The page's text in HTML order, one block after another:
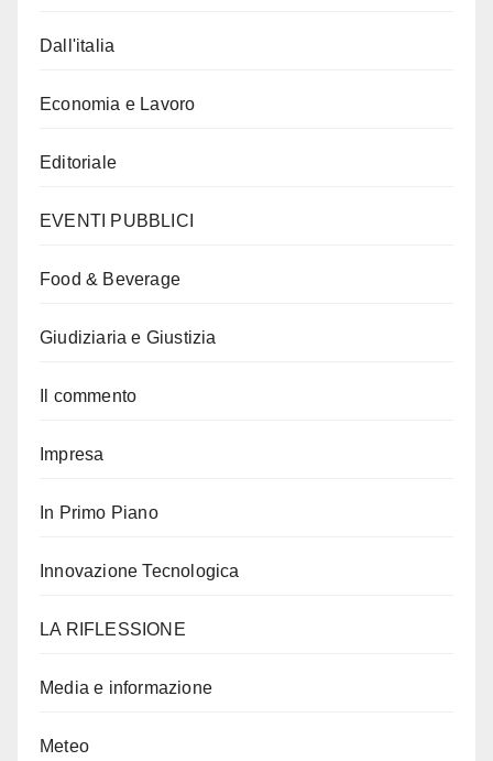
Dall'italia
Economia e Lavoro
Editoriale
EVENTI PUBBLICI
Food & Beverage
Giudiziaria e Giustizia
Il commento
Impresa
In Primo Piano
Innovazione Tecnologica
LA RIFLESSIONE
Media e informazione
Meteo